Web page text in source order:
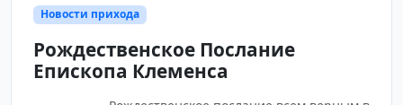
Новости прихода
Рождественское Послание
Епископа Клеменса